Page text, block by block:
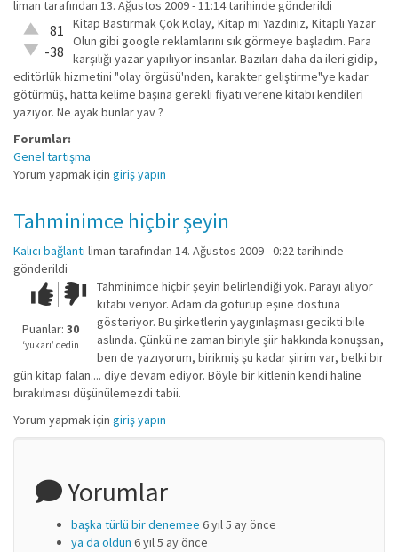
liman tarafından 13. Ağustos 2009 - 11:14 tarihinde gönderildi
Çok iyi!
81
O kadar
değil!
-38
Kitap Bastırmak Çok Kolay, Kitap mı Yazdınız, Kitaplı Yazar
Olun gibi google reklamlarını sık görmeye başladım. Para
karşılığı yazar yapılıyor insanlar. Bazıları daha da ileri gidip,
editörlük hizmetini "olay örgüsü'nden, karakter geliştirme"ye kadar
götürmüş, hatta kelime başına gerekli fiyatı verene kitabı kendileri
yazıyor. Ne ayak bunlar yav ?
Forumlar:
Genel tartışma
Yorum yapmak için giriş yapın
Tahminimce hiçbir şeyin
Kalıcı bağlantı liman tarafından 14. Ağustos 2009 - 0:22 tarihinde
gönderildi
Çok iyi!O
kadar
iyi
değil!
Puanlar: 30
‘yukarı’ dedin
Tahminimce hiçbir şeyin belirlendiği yok. Parayı alıyor
kitabı veriyor. Adam da götürüp eşine dostuna
gösteriyor. Bu şirketlerin yaygınlaşması gecikti bile
aslında. Çünkü ne zaman biriyle şiir hakkında konuşsan,
ben de yazıyorum, birikmiş şu kadar şiirim var, belki bir
gün kitap falan.... diye devam ediyor. Böyle bir kitlenin kendi haline
bırakılması düşünülemezdi tabii.
Yorum yapmak için giriş yapın
Yorumlar
başka türlü bir denemee 6 yıl 5 ay önce
ya da oldun 6 yıl 5 ay önce